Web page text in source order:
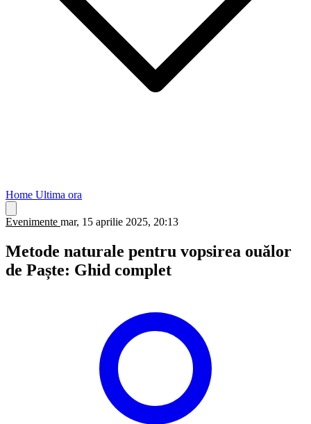
Home Ultima ora
Evenimente mar, 15 aprilie 2025, 20:13
Metode naturale pentru vopsirea ouălor
de Paște: Ghid complet